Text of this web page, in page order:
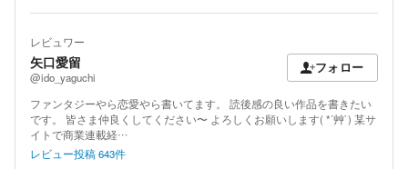
レビュワー
矢口愛留
@ido_yaguchi
フォロー
ファンタジーやら恋愛やら書いてます。 読後感の良い作品を書きたい
です。 皆さま仲良くしてください〜 よろしくお願いします( *´艸`) 某サ
イトで商業連載経…
レビュー投稿643件